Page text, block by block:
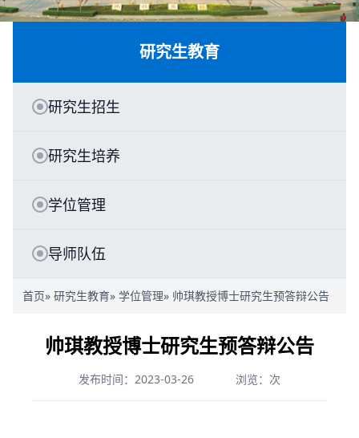
研究生教育
研究生招生
研究生培养
学位管理
导师队伍
首页» 研究生教育» 学位管理» 帅琪教授博士研究生预答辩公告
帅琪教授博士研究生预答辩公告
发布时间：2023-03-26 浏览： 次